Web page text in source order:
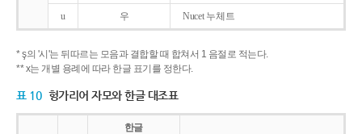
u 우 Nucet 누체트
* ş의 '시'는 뒤따르는 모음과 결합할 때 합쳐서 1 음절로 적는다.
** x는 개별 용례에 따라 한글 표기를 정한다.
표 10 헝가리어 자모와 한글 대조표
한글